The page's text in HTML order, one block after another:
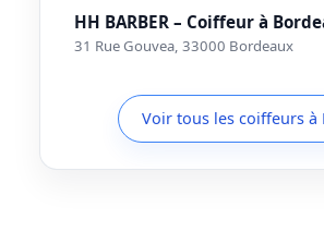
HH BARBER – Coiffeur à
31 Rue Gouvea, 33000 Bordeaux
Voir tous les coiffeurs à